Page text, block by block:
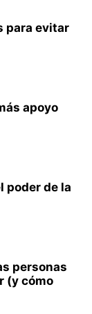
para evitar
apoyo
poder de la
personas
(y cómo